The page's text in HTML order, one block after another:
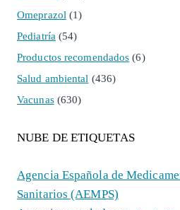
Omeprazol (1)
Pediatría (54)
Productos recomendados (6)
Salud ambiental (436)
Vacunas(630)
NUBE DE ETIQUETAS
Agencia Española de
Sanitarios (AEMPS)